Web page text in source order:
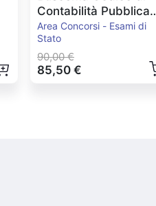
Contabilità Pubblica
2024
Area Concorsi - Esami di
Stato
90,00 €
85,50 €